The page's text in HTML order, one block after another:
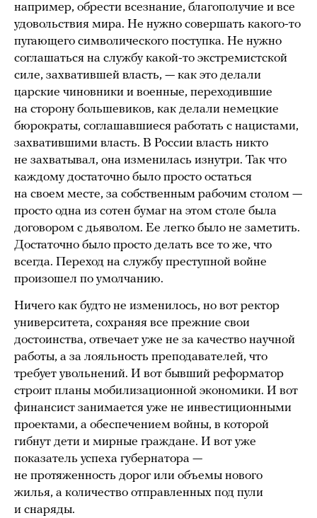
например, обрести всезнание, благополучие и все
удовольствия мира. Не нужно совершать какого-то
пугающего символического поступка. Не нужно
соглашаться на службу какой-то экстремистской
силе, захватившей власть, — как это делали
царские чиновники и военные, переходившие
на сторону большевиков, как делали немецкие
бюрократы, соглашавшиеся работать с нацистами,
захватившими власть. В России власть никто
не захватывал, она изменилась изнутри. Так что
каждому достаточно было просто остаться
на своем месте, за собственным рабочим столом —
просто одна из сотен бумаг на этом столе была
договором с дьяволом. Ее легко было не заметить.
Достаточно было просто делать все то же, что
всегда. Переход на службу преступной войне
произошел по умолчанию.
Ничего как будто не изменилось, но вот ректор
университета, сохраняя все прежние свои
достоинства, отвечает уже не за качество научной
работы, а за лояльность преподавателей, что
требует увольнений. И вот бывший реформатор
строит планы мобилизационной экономики. И вот
финансист занимается уже не инвестиционными
проектами, а обеспечением войны, в которой
гибнут дети и мирные граждане. И вот уже
показатель успеха губернатора —
не протяженность дорог или объемы нового
жилья, а количество отправленных под пули
и снаряды.